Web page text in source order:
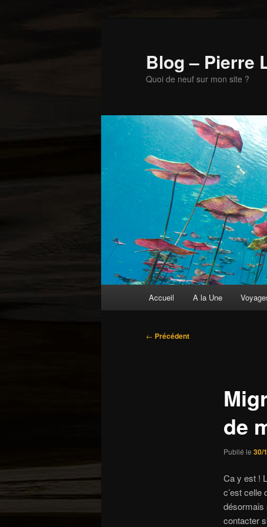
Blog – Pierre
Quoi de neuf sur mon site ?
Accueil A la Une
Navigation
← Précédent
de
Publié le 30/
Ca y est !
c’est celle
désormais
contacter